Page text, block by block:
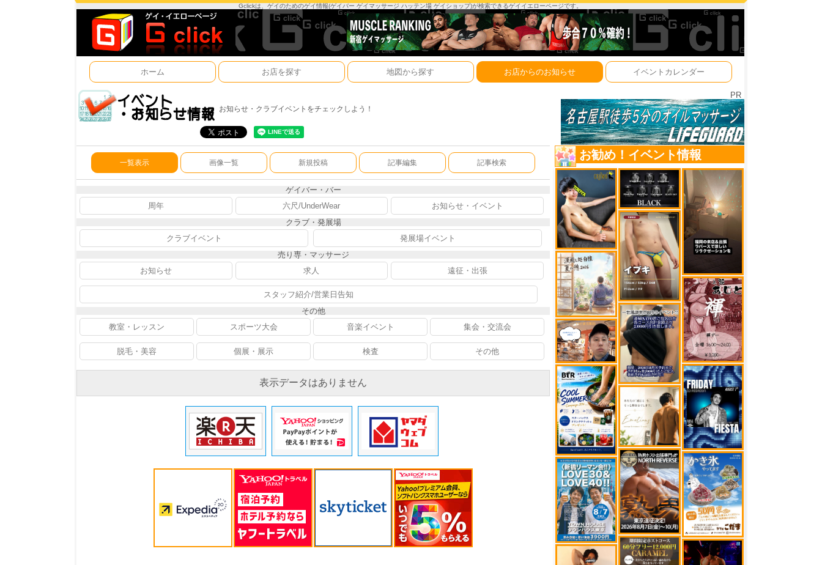
Gclickは、ゲイのためのゲイ情報(ゲイバー ゲイマッサージ ハッテン場 ゲイショップ)が検索できるゲイイエローページです。
ホーム お店を探す 地図から探す お店からのお知らせ イベントカレンダー
お知らせ・クラブイベントをチェックしよう！
PR
一覧表示 画像一覧 新規投稿 記事編集 記事検索
ゲイバー・バー
周年
六尺/UnderWear
お知らせ・イベント
クラブ・発展場
クラブイベント
発展場イベント
売り専・マッサージ
お知らせ
求人 遠征・出張
スタッフ紹介/営業日告知
その他
教室・レッスン
スポーツ大会 音楽イベント 集会・交流会
脱毛・美容 個展・展示 検査 その他
表示データはありません
お勧め！イベント情報